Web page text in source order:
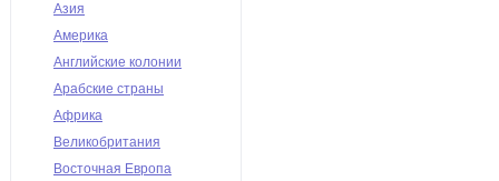
Азия
Америка
Английские колонии
Арабские страны
Африка
Великобритания
Восточная Европа